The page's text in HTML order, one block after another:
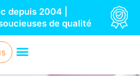
depuis 2004 |
de qualité